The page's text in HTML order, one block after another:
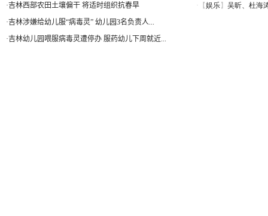
·吉林西部农田土壤偏干 将适时组织抗春旱
·吉林涉嫌给幼儿服“病毒灵” 幼儿园3名负责人...
·吉林幼儿园喂服病毒灵遭停办 服药幼儿下周就近...